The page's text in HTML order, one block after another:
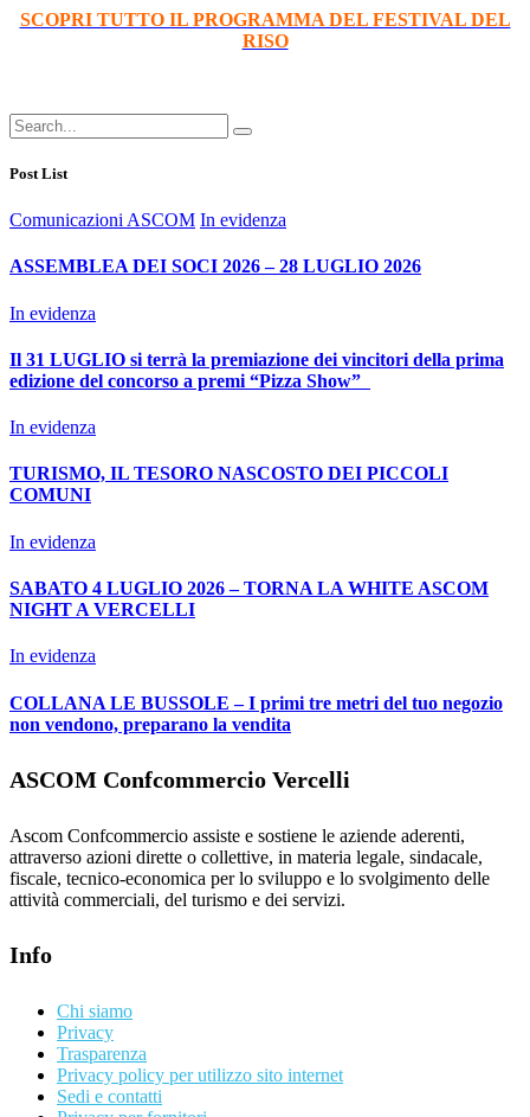
SCOPRI TUTTO IL PROGRAMMA DEL FESTIVAL DEL
RISO
Post List
Comunicazioni ASCOM In evidenza
ASSEMBLEA DEI SOCI 2026 – 28 LUGLIO 2026
In evidenza
Il 31 LUGLIO si terrà la premiazione dei vincitori della prima
edizione del concorso a premi “Pizza Show”
In evidenza
TURISMO, IL TESORO NASCOSTO DEI PICCOLI
COMUNI
In evidenza
SABATO 4 LUGLIO 2026 – TORNA LA WHITE ASCOM
NIGHT A VERCELLI
In evidenza
COLLANA LE BUSSOLE – I primi tre metri del tuo negozio
non vendono, preparano la vendita
ASCOM Confcommercio Vercelli
Ascom Confcommercio assiste e sostiene le aziende aderenti,
attraverso azioni dirette o collettive, in materia legale, sindacale,
fiscale, tecnico-economica per lo sviluppo e lo svolgimento delle
attività commerciali, del turismo e dei servizi.
Info
Chi siamo
Privacy
Trasparenza
Privacy policy per utilizzo sito internet
Sedi e contatti